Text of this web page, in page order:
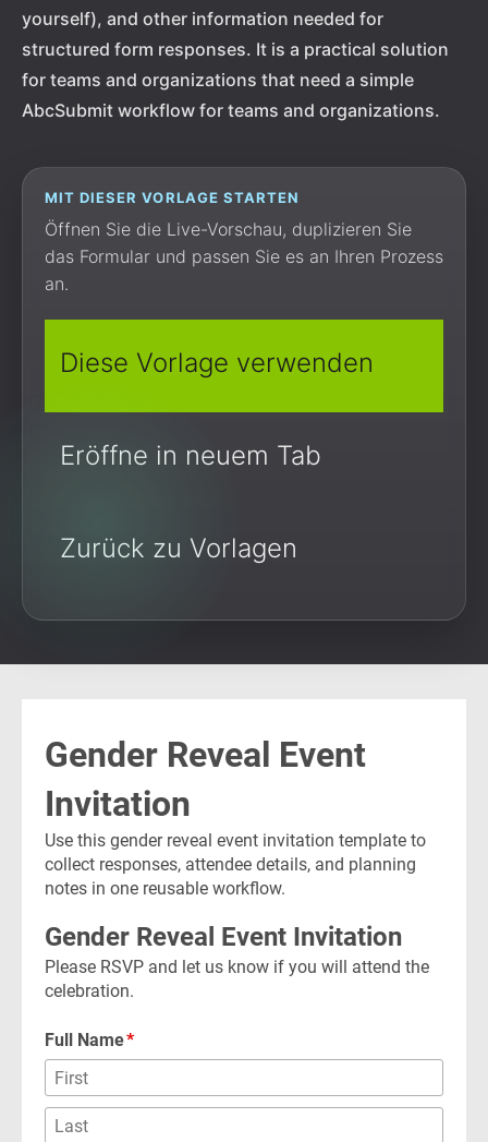
yourself), and other information needed for
structured form responses. It is a practical solution
for teams and organizations that need a simple
AbcSubmit workflow for teams and organizations.
MIT DIESER VORLAGE STARTEN
Öffnen Sie die Live-Vorschau, duplizieren Sie
das Formular und passen Sie es an Ihren Prozess
an.
Diese Vorlage verwenden
Eröffne in neuem Tab
Zurück zu Vorlagen